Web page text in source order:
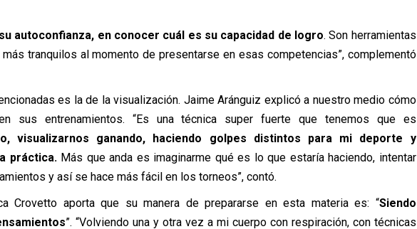
autoconfianza, en conocer cuál es su capacidad de logro. Son herramientas
tranquilos al momento de presentarse en esas competencias”, complementó
es la de la visualización. Jaime Aránguiz explicó a nuestro medio cómo
sus entrenamientos. “Es una técnica super fuerte que tenemos que es
visualizarnos ganando, haciendo golpes distintos para mi deporte y
práctica.Más que anda es imaginarme qué es lo que estaría haciendo, intentar
y así se hace más fácil en los torneos”, contó.
Crovetto aporta que su manera de prepararse en esta materia es: “Siendo
”. “Volviendo una y otra vez a mi cuerpo con respiración, con técnicas